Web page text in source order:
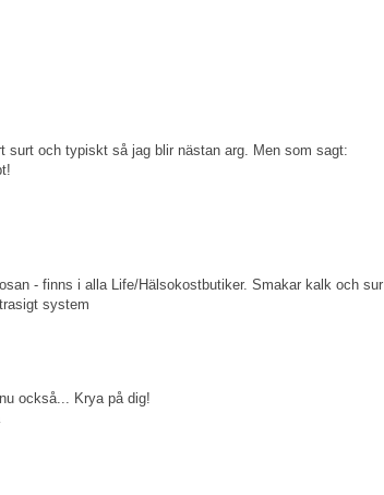
surt och typiskt så jag blir nästan arg. Men som sagt:
- finns i alla Life/Hälsokostbutiker. Smakar kalk och sur
system
också... Krya på dig!